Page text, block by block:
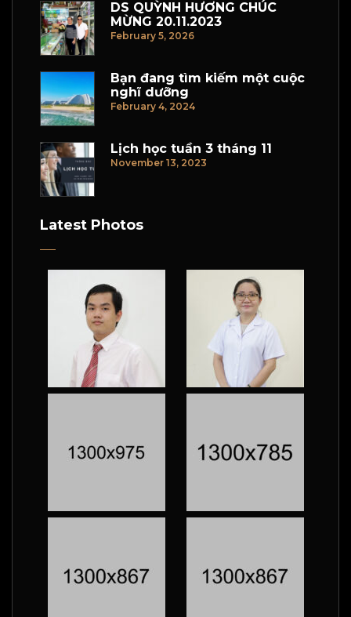
DS QUỲNH HƯƠNG CHÚC
MỪNG 20.11.2023
February 5, 2026
Bạn đang tìm kiếm một cuộc
nghĩ dưỡng
February 4, 2024
Lịch học tuần 3 tháng 11
November 13, 2023
Latest Photos